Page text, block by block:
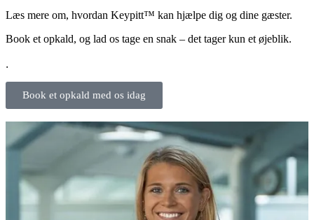
Læs mere om, hvordan Keypitt™ kan hjælpe dig og dine gæster.
Book et opkald, og lad os tage en snak – det tager kun et øjeblik.
.
Book et opkald med os idag